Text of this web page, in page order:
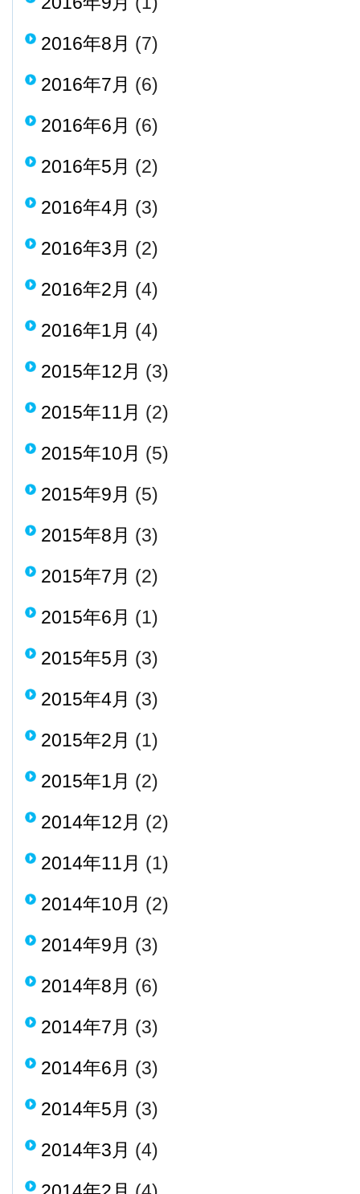
2016年8月 (7)
2016年7月 (6)
2016年6月 (6)
2016年5月 (2)
2016年4月 (3)
2016年3月 (2)
2016年2月 (4)
2016年1月 (4)
2015年12月 (3)
2015年11月 (2)
2015年10月 (5)
2015年9月 (5)
2015年8月 (3)
2015年7月 (2)
2015年6月 (1)
2015年5月 (3)
2015年4月 (3)
2015年2月 (1)
2015年1月 (2)
2014年12月 (2)
2014年11月 (1)
2014年10月 (2)
2014年9月 (3)
2014年8月 (6)
2014年7月 (3)
2014年6月 (3)
2014年5月 (3)
2014年3月 (4)